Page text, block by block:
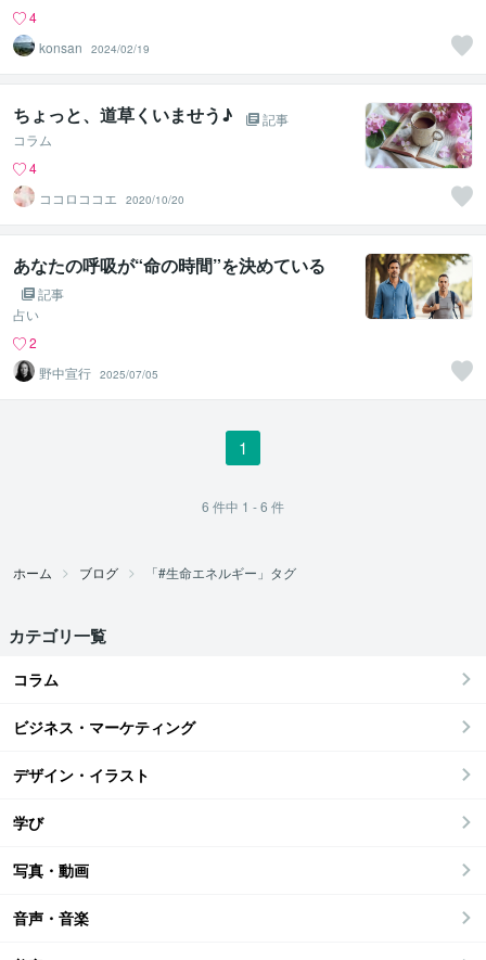
4
konsan
2024/02/19
ちょっと、道草くいませう♪
記事
コラム
4
ココロココエ
2020/10/20
あなたの呼吸が“命の時間”を決めている
記事
占い
2
野中宣行 2025/07/05
1
6 件中 1 - 6 件
ホーム ブログ 「#生命エネルギー」タグ
カテゴリ一覧
コラム
ビジネス・マーケティング
デザイン・イラスト
学び
写真・動画
音声・音楽